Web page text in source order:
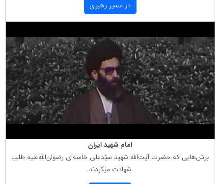
در مسیر رهبری
امام شهید ایران
برش‌هایی كه حضرت آیت‌الله شهید سیّدعلی خامنه‌ای رضوان‌الله‌علیه طلب
شهادت میكردند